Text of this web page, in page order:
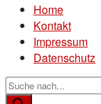
Home
Kontakt
Impressum
Datenschutz